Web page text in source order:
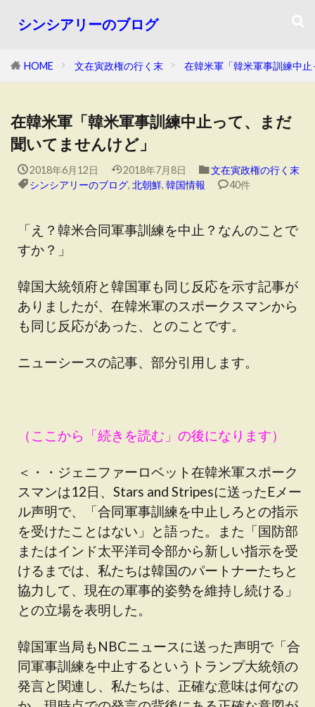
シンシアリーのブログ
HOME 文在寅政権の行く末 在韓米軍「韓米軍事訓練中
在韓米軍「韓米軍事訓練中止って、まだ
聞いてませんけど」
2018年6月12日 2018年7月8日
文在寅政権の行く末
シンシアリーのブログ, 北朝鮮, 韓国情報 40件
「え？韓米合同軍事訓練を中止？なんのことで
すか？」
韓国大統領府と韓国軍も同じ反応を示す記事が
ありましたが、在韓米軍のスポークスマンから
も同じ反応があった、とのことです。
ニューシースの記事、部分引用します。
（ここから「続きを読む」の後になります）
＜・・ジェニファーロベット在韓米軍スポーク
スマンは12日、Stars and Stripesに送ったEメー
ル声明で、「合同軍事訓練を中止しろとの指示
を受けたことはない」と語った。また「国防部
またはインド太平洋司令部から新しい指示を受
けるまでは、私たちは韓国のパートナーたちと
協力して、現在の軍事的姿勢を維持し続ける」
との立場を表明した。
韓国軍当局もNBCニュースに送った声明で「合
同軍事訓練を中止するというトランプ大統領の
発言と関連し、私たちは、正確な意味は何なの